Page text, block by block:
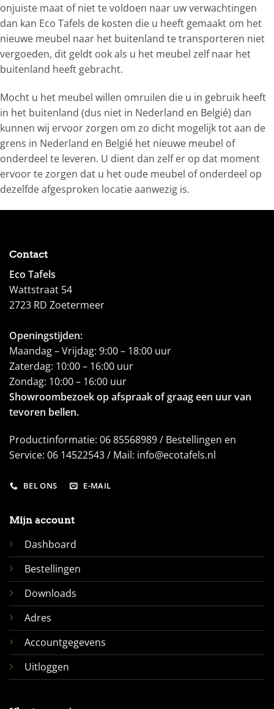
onjuiste maat of niet te voldoen naar uw verwachtingen
dan kan Eco Tafels de kosten die u heeft gemaakt om het
nieuwe meubel naar het buitenland te transporteren niet
vergoeden, dit geldt ook als u het meubel zelf naar het
buitenland heeft gebracht.
Mocht u het meubel willen omruilen die u in gebruik heeft
in het buitenland (dus niet in Nederland en Belgié) dan
kunnen wij ervoor zorgen om zo dicht mogelijk tot aan de
grens in Nederland en Belgié het nieuwe meubel of
onderdeel te leveren. U dient dan zelf er op dat moment
ervoor te zorgen dat u het oude meubel of onderdeel op
dezelfde afgesproken locatie aanwezig is.
Contact
Eco Tafels
Wattstraat 54
2723 RD Zoetermeer
Openingstijden:
Maandag – Vrijdag: 9:00 – 18:00 uur
Zaterdag: 10:00 – 16:00 uur
Zondag: 10:00 – 16:00 uur
Showroombezoek op afspraak of graag een uur van
tevoren bellen.
Productinformatie: 06 85568989 / Bestellingen en
Service: 06 14522543 / Mail: info@ecotafels.nl
BEL ONS E-MAIL
Mijn account
Dashboard
Bestellingen
Downloads
Adres
Accountgegevens
Uitloggen